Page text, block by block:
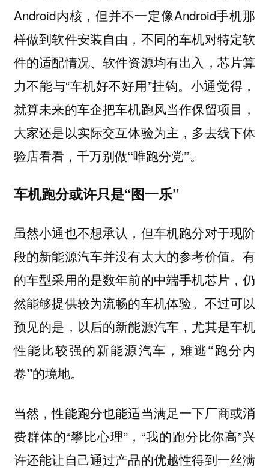
Android内核，但并不一定像Android手机那
样做到软件安装自由，不同的车机对特定软
件的适配情况、软件资源均有出入，芯片算
力不能与“车机好不好用”挂钩。 小通觉得，
就算未来的车企把车机跑风当作保留项目，
大家还是以实际交互体验为主，多去线下体
验店看看，千万别做“唯跑分党”。
车机跑分或许只是“图一乐”
虽然小通也不想承认，但车机跑分对于现阶
段的新能源汽车并没有太大的参考价值。有
的车型采用的是数年前的中端手机芯片，仍
然能够提供较为流畅的车机体验。 不过可以
预见的是，以后的新能源汽车，尤其是车机
性能比较强的新能源汽车，难逃“跑分内
卷”的境地。
当然，性能跑分也能适当满足一下厂商或消
费群体的“攀比心理”，“我的跑分比你高”兴
许还能让自己通过产品的优越性得到一丝满